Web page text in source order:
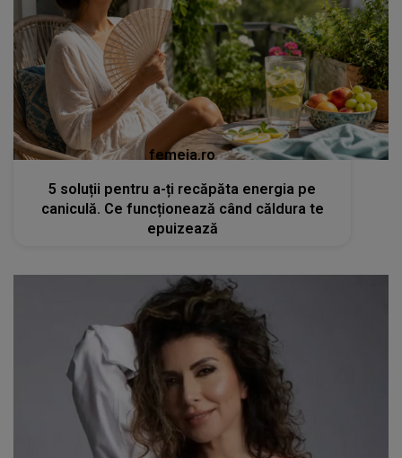
femeia.ro
5 soluții pentru a-ți recăpăta energia pe
caniculă. Ce funcționează când căldura te
epuizează